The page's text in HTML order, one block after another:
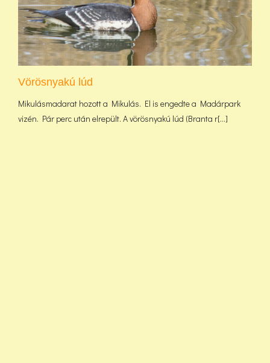
Vörösnyakú lúd
Mikulásmadarat hozott a Mikulás. El is engedte a Madárpark
vizén. Pár perc után elrepült. A vörösnyakú lúd (Branta r[...]